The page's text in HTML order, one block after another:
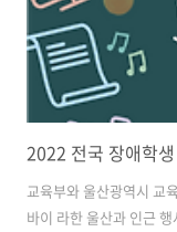
2022 전국 장애학
교육부와 울산광역시 교
바이 라한 울산과 인근